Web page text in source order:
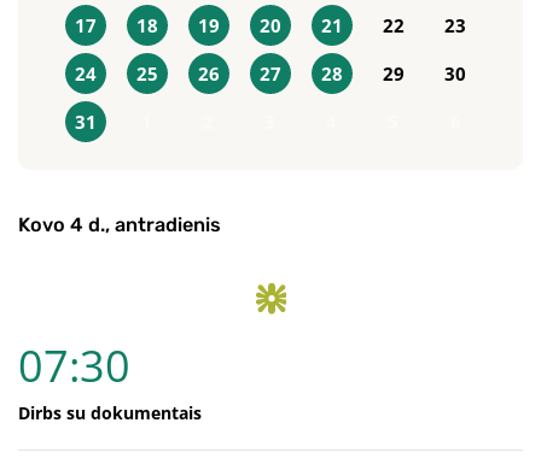
17
18 19 20 21 22
23
24
25 26 27 28 29
30
31
Kovo 4 d., antradienis
07:30
Dirbs su dokumentais